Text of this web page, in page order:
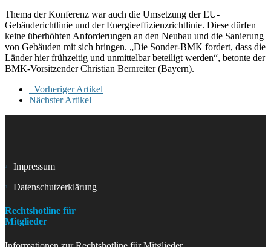
Thema der Konferenz war auch die Umsetzung der EU-
Gebäuderichtlinie und der Energieeffizienzrichtlinie. Diese dürfen
keine überhöhten Anforderungen an den Neubau und die Sanierung
von Gebäuden mit sich bringen. „Die Sonder-BMK fordert, dass die
Länder hier frühzeitig und unmittelbar beteiligt werden“, betonte der
BMK-Vorsitzender Christian Bernreiter (Bayern).
Vorheriger Artikel
Nächster Artikel
Impressum
Datenschutzerklärung
Rechtshotline für
Mitglieder